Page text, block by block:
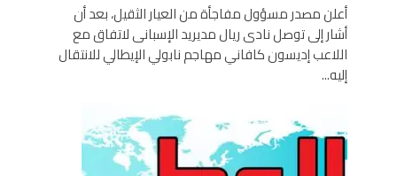
أعلن مصدر مسؤول مفاجأة من العيار الثقيل، بعد أن
أشار إلى توصل نادى ريال مديريد الإسبانى لاتفاق مع
اللاعب إديسون كافاني مهاجم نابولي الإيطالي للانتقال
إليه...